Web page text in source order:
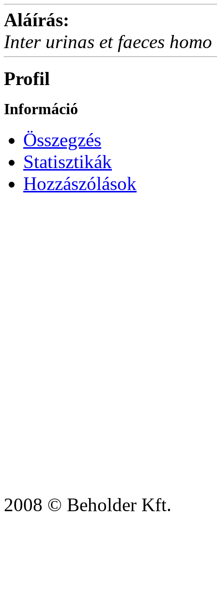
Aláírás:
Inter urinas et faeces
Profil
Információ
Összegzés
Statisztikák
Hozzászólások
2008 © Beholder Kft.